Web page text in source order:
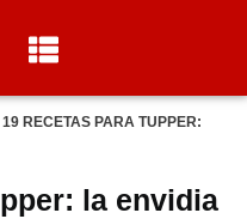
19 RECETAS PARA TUPPER:
la envidia